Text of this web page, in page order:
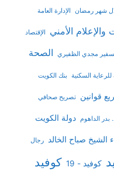
شهر رمضان الإدارة العامة
والإعلام الأمني الإقتصاد
مجدي الظفيري الصحة
السكنية بنك الكويت
قوانين تصريح صحافي
بدر الداهوم دولة الكويت
صباح الخالد رجال
كوفيد - 19
كوفيد